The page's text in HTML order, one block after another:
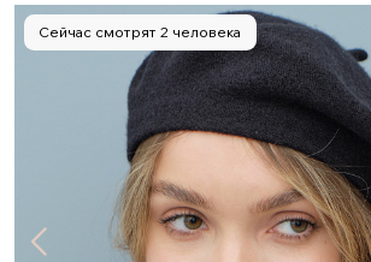
Сейчас смотрят 2 человека